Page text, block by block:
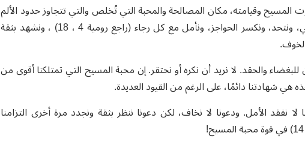
المسيح وقيامته، مكان المصالحة والمحبة التي تُخلص والتي تتجاوز حدود الألم
والموت. وهذه هي أيضًا رسالتنا ككنيسة مقدسية: أن نبني، ونتحد، ونكسر الحواجز، ونأمل مع كل رجاء (راجع رومية 4 ، 18) ، ونشهد بثقة
والحقد. لا نريد أن نكره أو نحتقر. إن محبة المسيح التي تمتلكنا أقوى من
شهادتنا دائمًا، على الرغم من القيود العديدة.
نفقد الأمل. ودعونا لا نخاف، لكن دعونا ننظر بثقة ونجدد مرة أخرى التزامنا